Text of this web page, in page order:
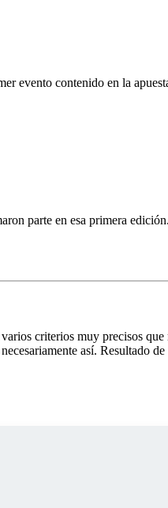
evento contenido en la
parte en esa primera edición.
criterios muy precisos
así. Resultado